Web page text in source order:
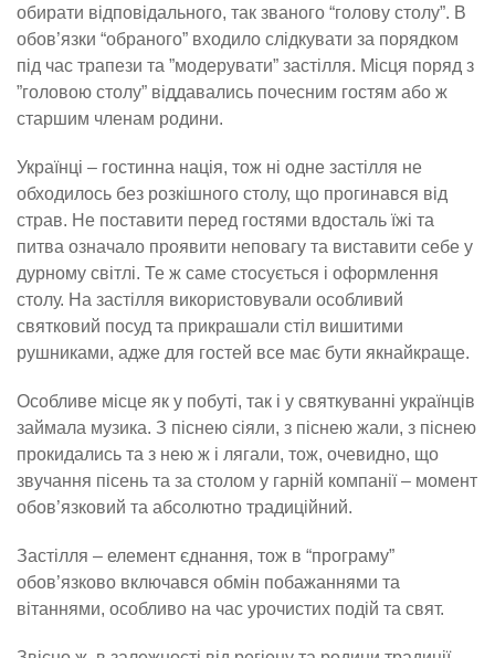
обирати відповідального, так званого “голову столу”. В
обов’язки “обраного” входило слідкувати за порядком
під час трапези та ”модерувати” застілля. Місця поряд з
”головою столу” віддавались почесним гостям або ж
старшим членам родини.
Українці – гостинна нація, тож ні одне застілля не
обходилось без розкішного столу, що прогинався від
страв. Не поставити перед гостями вдосталь їжі та
питва означало проявити неповагу та виставити себе у
дурному світлі. Те ж саме стосується і оформлення
столу. На застілля використовували особливий
святковий посуд та прикрашали стіл вишитими
рушниками, адже для гостей все має бути якнайкраще.
Особливе місце як у побуті, так і у святкуванні українців
займала музика. З піснею сіяли, з піснею жали, з піснею
прокидались та з нею ж і лягали, тож, очевидно, що
звучання пісень та за столом у гарній компанії – момент
обов’язковий та абсолютно традиційний.
Застілля – елемент єднання, тож в “програму”
обов’язково включався обмін побажаннями та
вітаннями, особливо на час урочистих подій та свят.